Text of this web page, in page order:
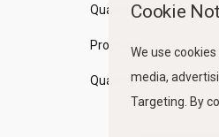
Quality of life
Programs
Quality Policy
Cookie
We use
media,
Targeting. By